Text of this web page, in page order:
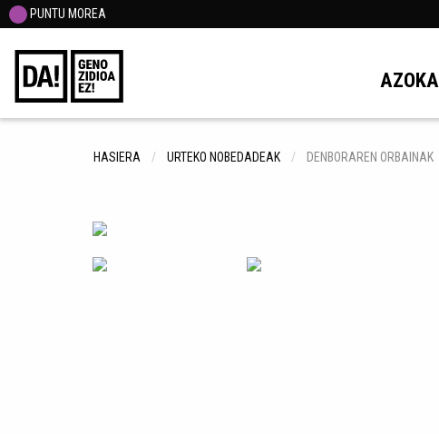
PUNTU MOREA
AZOKA
HASIERA URTEKO NOBEDADEAK DENBORAREN ORBAINAK